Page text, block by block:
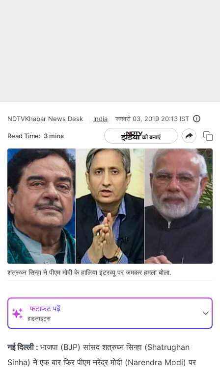
NDTVKhabar News Desk India जनवरी 03, 2019 20:13 IST
Read Time: 3 mins
शत्रुघ्न सिन्हा ने पीएम मोदी के हालिया इंटरव्यू पर जमकर हमला बोला.
फटाफट पढ़ें
हाइलाइट्स
नई दिल्ली : भाजपा (BJP) सांसद शत्रुघ्न सिन्हा (Shatrughan
Sinha) ने एक बार फिर पीएम नरेंद्र मोदी (Narendra Modi) पर